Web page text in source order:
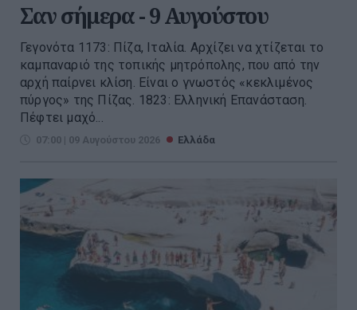
Σαν σήμερα - 9 Αυγούστου
Γεγονότα 1173: Πίζα, Ιταλία. Αρχίζει να χτίζεται το
καμπαναριό της τοπικής μητρόπολης, που από την
αρχή παίρνει κλίση. Είναι ο γνωστός «κεκλιμένος
πύργος» της Πίζας. 1823: Ελληνική Επανάσταση.
Πέφτει μαχό...
07:00 | 09 Αυγούστου 2026 Ελλάδα